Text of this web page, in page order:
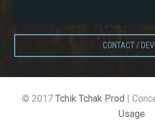
CONTACT /
© 2017 Tchik Tchak Prod |
Usage